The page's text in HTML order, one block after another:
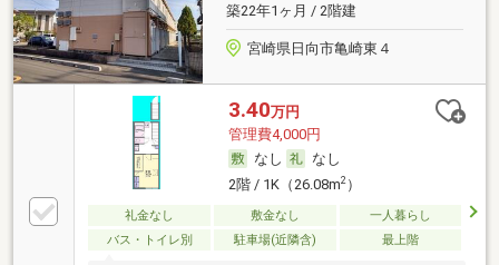
築22年1ヶ月 / 2階建
宮崎県日向市亀崎東４
3.40万円
管理費4,000円
なし
なし
2階 / 1K（26.08m2）
礼金なし 敷金なし
一人暮らし
バス・トイレ別
駐車場(近隣含) 最上階